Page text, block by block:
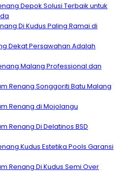
Depok Solusi Terbaik untuk
Di Kudus Paling Ramai di
Dekat Persawahan Adalah
Malang Professional dan
Renang Songgoriti Batu Malang
Renang di Mojolangu
Renang Di Delatinos BSD
Kudus Estetika Pools Garansi
Renang Di Kudus Semi Over